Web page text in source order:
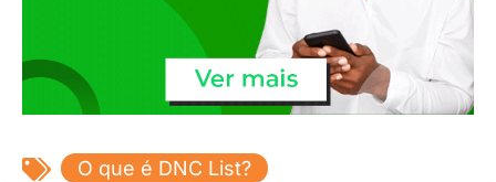
O que é DNC List?